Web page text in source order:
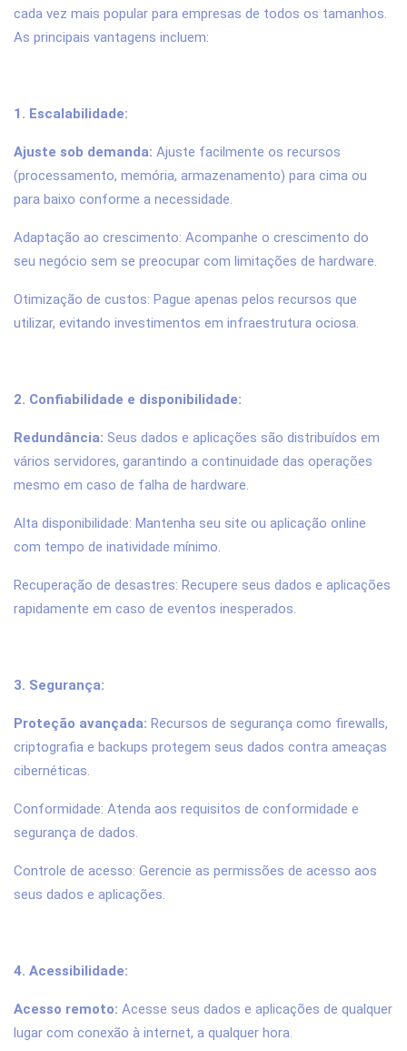
cada vez mais popular para empresas de todos os tamanhos.
As principais vantagens incluem:
1. Escalabilidade:
Ajuste sob demanda: Ajuste facilmente os recursos
(processamento, memória, armazenamento) para cima ou
para baixo conforme a necessidade.
Adaptação ao crescimento: Acompanhe o crescimento do
seu negócio sem se preocupar com limitações de hardware.
Otimização de custos: Pague apenas pelos recursos que
utilizar, evitando investimentos em infraestrutura ociosa.
2. Confiabilidade e disponibilidade:
Redundância: Seus dados e aplicações são distribuídos em
vários servidores, garantindo a continuidade das operações
mesmo em caso de falha de hardware.
Alta disponibilidade: Mantenha seu site ou aplicação online
com tempo de inatividade mínimo.
Recuperação de desastres: Recupere seus dados e aplicações
rapidamente em caso de eventos inesperados.
3. Segurança:
Proteção avançada: Recursos de segurança como firewalls,
criptografia e backups protegem seus dados contra ameaças
cibernéticas.
Conformidade: Atenda aos requisitos de conformidade e
segurança de dados.
Controle de acesso: Gerencie as permissões de acesso aos
seus dados e aplicações.
4. Acessibilidade:
Acesso remoto: Acesse seus dados e aplicações de qualquer
lugar com conexão à internet, a qualquer hora.